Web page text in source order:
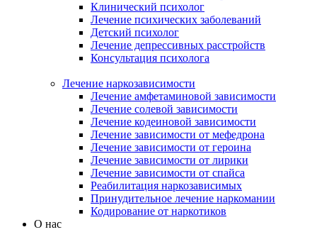
Клинический психолог
Лечение психических заболеваний
Детский психолог
Лечение депрессивных расстройств
Консультация психолога
Лечение наркозависимости
Лечение амфетаминовой зависимости
Лечение солевой зависимости
Лечение кодеиновой зависимости
Лечение зависимости от мефедрона
Лечение зависимости от героина
Лечение зависимости от лирики
Лечение зависимости от спайса
Реабилитация наркозависимых
Принудительное лечение наркомании
Кодирование от наркотиков
О нас